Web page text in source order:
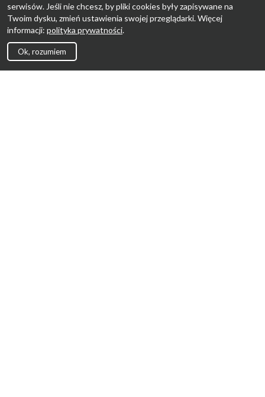
serwisów. Jeśli nie chcesz, by pliki cookies były zapisywane na
Twoim dysku, zmień ustawienia swojej przeglądarki. Więcej
informacji: polityka prywatności.
Ok, rozumiem